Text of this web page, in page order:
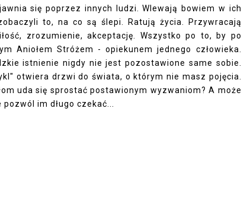
się poprzez innych ludzi. Wlewają bowiem w ich
to, na co są ślepi. Ratują życia. Przywracają
zrozumienie, akceptację. Wszystko po to, by po
Aniołem Stróżem - opiekunem jednego człowieka.
istnienie nigdy nie jest pozostawione same sobie.
otwiera drzwi do świata, o którym nie masz pojęcia.
uda się sprostać postawionym wyzwaniom? A może
im długo czekać...